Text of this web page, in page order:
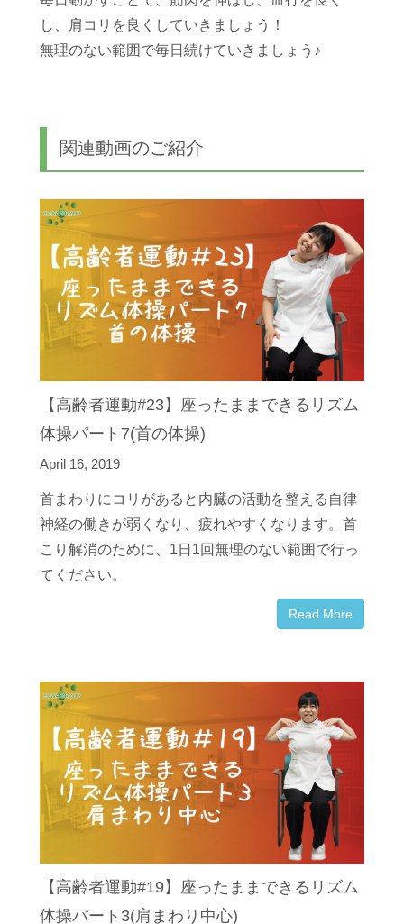
し、肩コリを良くしていきましょう！
無理のない範囲で毎日続けていきましょう♪
関連動画のご紹介
【高齢者運動#23】座ったままできるリズム
体操パート7(首の体操)
April 16, 2019
首まわりにコリがあると内臓の活動を整える自律
神経の働きが弱くなり、疲れやすくなります。首
こり解消のために、 1 日 1回無理のない範囲で行っ
てください。
Read More
【高齢者運動#19】座ったままできるリズム
体操パート3(肩まわり中心)